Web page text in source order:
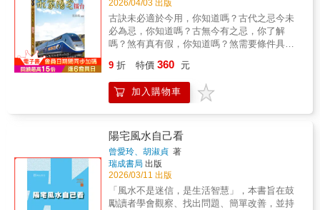
2026/04/03 出版
古訣未必適於今用，你知道嗎？古代之忌今未
必為忌，你知道嗎？古無今有之忌，你了解
嗎？煞有真有假，你知道嗎？煞需要條件具足
煞用品未必能化煞，你知道嗎？旺財用品是安
慰劑居多，你知道嗎？你想知其然知其所以然
嗎？你想破迷悟真嗎？本書將滿足你的所需！
9 折 特價 360 元
加入購物車
陽宅風水自己看
曾愛玲、胡淑貞 著
瑞成書局 出版
2026/03/11 出版
「風水不是迷信，是生活智慧」，本書旨在鼓
勵讀者學會觀察、找出問題、簡單改善，並持